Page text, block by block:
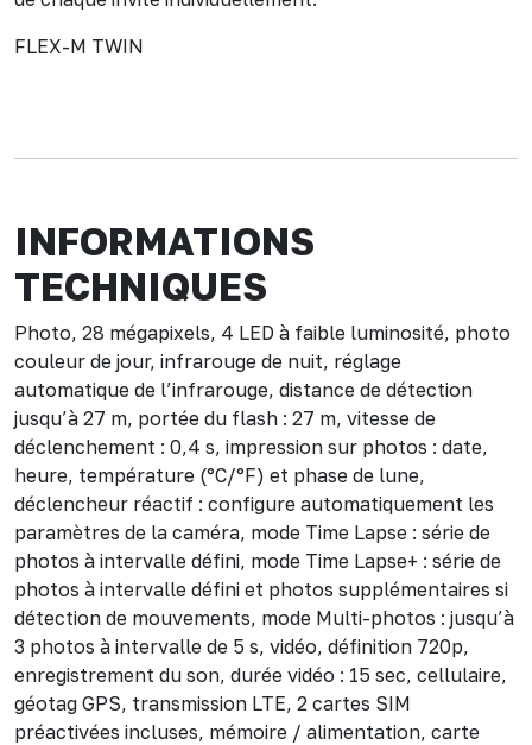
FLEX-M TWIN
INFORMATIONS
TECHNIQUES
Photo, 28 mégapixels, 4 LED à faible luminosité, photo
couleur de jour, infrarouge de nuit, réglage
automatique de l’infrarouge, distance de détection
jusqu’à 27 m, portée du flash : 27 m, vitesse de
déclenchement : 0,4 s, impression sur photos : date,
heure, température (°C/°F) et phase de lune,
déclencheur réactif : configure automatiquement les
paramètres de la caméra, mode Time Lapse : série de
photos à intervalle défini, mode Time Lapse+ : série de
photos à intervalle défini et photos supplémentaires si
détection de mouvements, mode Multi-photos : jusqu’à
3 photos à intervalle de 5 s, vidéo, définition 720p,
enregistrement du son, durée vidéo : 15 sec, cellulaire,
géotag GPS, transmission LTE, 2 cartes SIM
préactivées incluses, mémoire / alimentation, carte